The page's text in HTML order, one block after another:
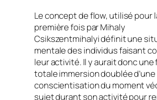
Le concept deflow, utilisé pour
première fois par Mihaly
Csikszentmihalyi définit une
mentale des individus faisant
leur activité. Il y aurait donc
totale immersion doublée
conscientisation du moment
sujet durant son activité pour